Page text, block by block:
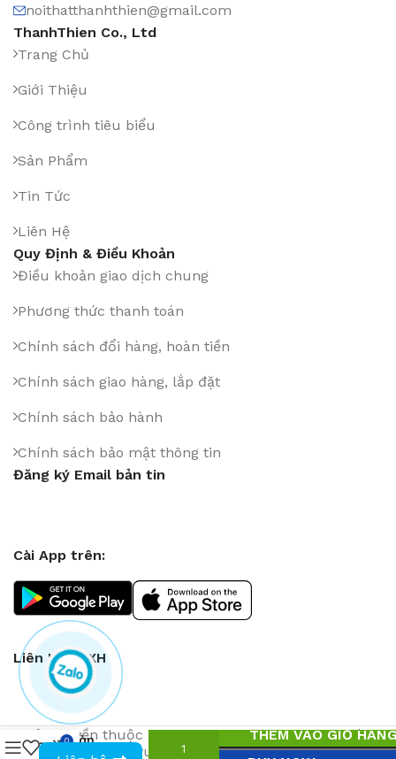
noithatthanhthien@gmail.com
ThanhThien Co., Ltd
Trang Chủ
Giới Thiệu
Công trình tiêu biểu
Sản Phẩm
Tin Tức
Liên Hệ
Quy Định & Điều Khoản
Điều khoản giao dịch chung
Phương thức thanh toán
Chính sách đổi hàng, hoàn tiền
Chính sách giao hàng, lắp đặt
Chính sách bảo hành
Chính sách bảo mật thông tin
Đăng ký Email bản tin
Cài App trên:
Liên Kết MXH
Bản quyền thuộc Thanh Thien Co., Ltd. Sao chép
vui lòng để nguồn
Chân
bàn
THÊM VÀO GIỎ
0
0943594386